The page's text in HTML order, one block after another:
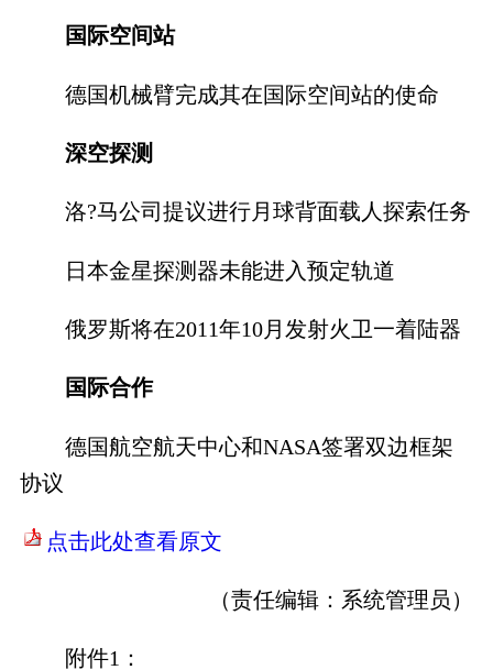
国际空间站
德国机械臂完成其在国际空间站的使命
深空探测
洛?马公司提议进行月球背面载人探索任务
日本金星探测器未能进入预定轨道
俄罗斯将在2011年10月发射火卫一着陆器
国际合作
德国航空航天中心和NASA签署双边框架
协议
点击此处查看原文
（责任编辑： 系统管理员 ）
附件1：